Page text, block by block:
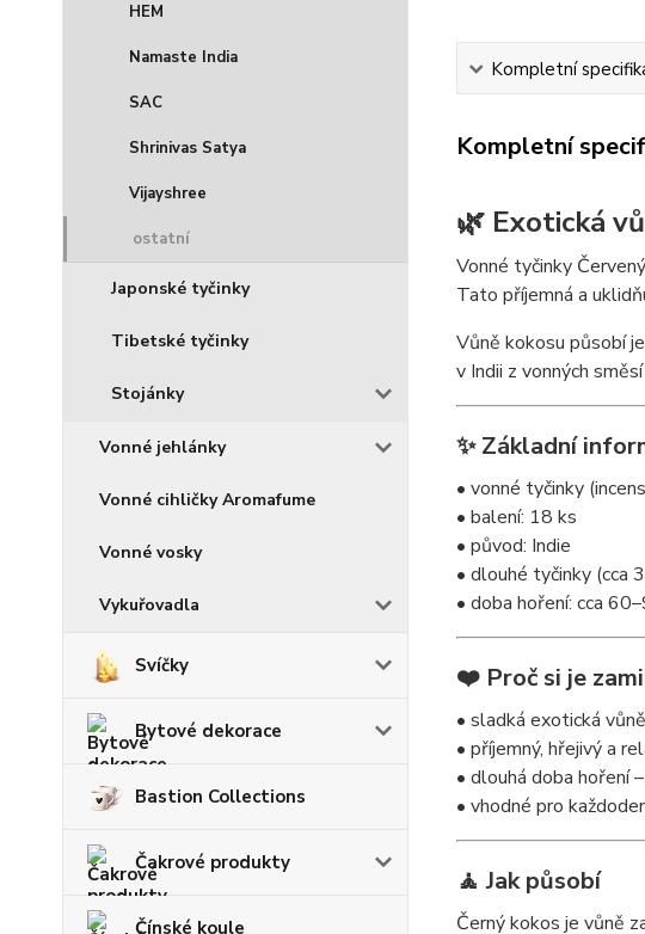
HEM
Namaste India
SAC
Shrinivas Satya
Vijayshree
ostatní
Japonské tyčinky
Tibetské tyčinky
Stojánky
Vonné jehlánky
Vonné cihličky Aromafume
Vonné vosky
Vykuřovadla
Svíčky
Bytové dekorace
Bastion Collections
Čakrové produkty
Čínské koule
Kompletní
Kompletní
🌿 Exotická
Vonné tyčinky
Tato příjemná a
Vůně kokosu působí
v Indii z vonných
✨ Základní
• vonné tyčinky
• balení: 18 ks
• původ: Indie
• dlouhé tyčinky (cca
• doba hoření: cca
❤️ Proč si je
• sladká exotická
• příjemný, hřejivý a
• dlouhá doba hoření
• vhodné pro
🧘 Jak působí
Černý kokos je vůně